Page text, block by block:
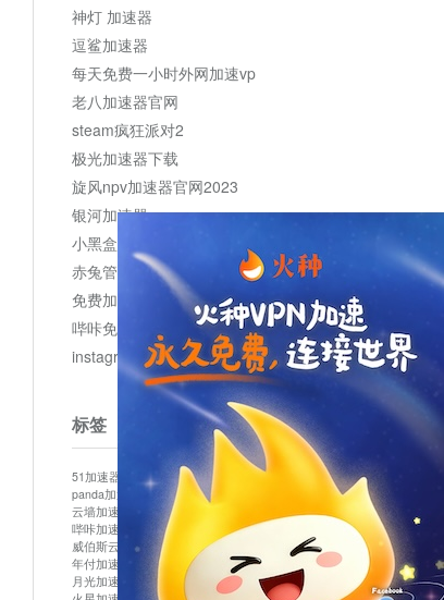
神灯 加速器
逗鲨加速器
每天免费一小时外网加速vp
老八加速器官网
steam疯狂派对2
极光加速器下载
旋风npv加速器官网2023
银河加速器
小黑盒加速器加速
赤兔管理平台
免费加速器
哔咔免费加速服务器
instagram网页版登录入口
标签
51加速器 bitznet hidecat i7加速器
kuai500
panda加速器
snap加速器 vp加速器
中信加速器
云墙加速器
云速加速器
哔咔加速器
哔咔哔咔加速器 喵云 回锅肉加速器
威伯斯云
小明加速器 小蓝鸟加速器
布谷vp加速器
年付加速器
心阶云 快连 怎么上外网
易飞加速器
月光加速器
机场加速器 松果云 梯子加速器